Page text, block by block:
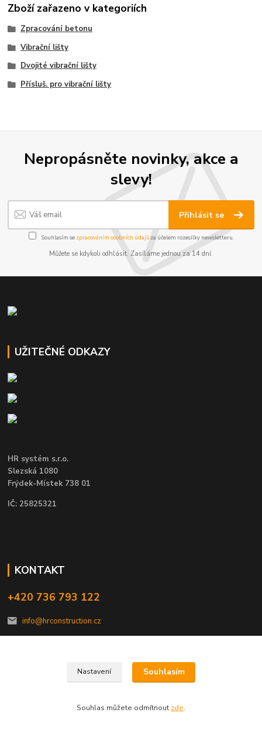
Zboží zařazeno v kategoriích
Zpracování betonu
Vibrační lišty
Dvojité vibrační lišty
Přísluš. pro vibrační lišty
Nepropásněte novinky, akce a
slevy!
Přihlásit se
Souhlasím se zpracováním osobních údajůza účelem rozesílky newsletteru.
Můžete se kdykoli odhlásit. Zasíláme jednou za 14 dní.
UŽITEČNÉ ODKAZY
HR systém s.r.o.
Slezská 1080
Frýdek-Místek 738 01
IČ: 25825321
KONTAKT
+420 736 793 122
info@hrconstruction.cz
HR construction, s.r.o. 2023
Nastavení Souhlasím
Souhlas můžete odmítnout zde.